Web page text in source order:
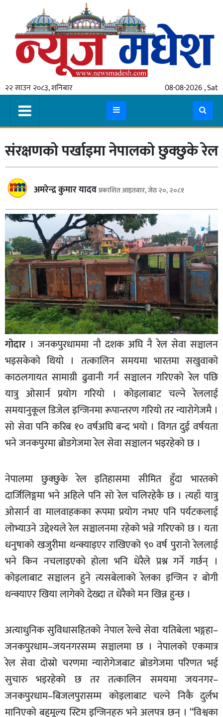
२२ साउन २०८३, शनिबार 08-08-2026 , Sat
गृहपृष्ठ
स्थानीय
प्रदेश
मधेश
प्रदेश
लुम्बिनी
गण्डकी
बागमती
कर्णाली
सुदूरपश्चिम
मधेश
विशेष
राजनीति
प्रमुख
समाचार
राष्ट्रिय
अन्तराष्ट्रिय
अन्तरबार्ता
अर्थ
मनोरञ्जन
फोटो
/
भिडियो
अन्य
समाज
शिक्षा
स्वास्थ्य
संरक्षणको पर्खाइमा नेपालको छुक्छुके रेल
अमरेन्द्र कुमार यादवप्रकाशित आइतबार, जेठ २०, २०८१
गोदार । जनकपुरधाममा नौ दशक अघि नै रेल सेवा सञ्चालन
भइसकेको थियो । तत्कालिन समयमा भारतमा सखुवाको
काठलगायत सामाग्री ढुवानी गर्न सञ्चालन गरिएको रेल पछि
यात्रु ओसार्न प्रयोग गरियो । कोइलाबाट चल्ने रेललाई
समयानुकूल डिजेल इन्जिनमा रूपान्तरण गरियो तर न्यारोगेजमै ।
सो सेवा पनि करिब १० वर्षअघि बन्द भयो । विगत दुई वर्षयता
भने जनकपुरमा ब्रोडगेजमा रेल सेवा सञ्चालन भइरहेको छ ।
नेपालमा छुक्छुके रेल इतिहासमा सीमित हुँदा भारतको
दार्जिलिङ्गमा भने अहिले पनि सो रेल चलिरहेकै छ । त्यहाँ यात्रु
ओसार्न वा मालवाहकका रूपमा प्रयोग नभए पनि पर्यटकलाई
लोभ्याउने उद्देश्यले रेल सञ्चालनमा रहेको भन्ने गरिएको छ । यता
धनुषाको खजुरीमा थन्क्याइएर राखिएको ९० वर्ष पुरानो रेललाई
भने किन नचलाइएको होला भनि धेरैले प्रश्न गर्ने गर्छन् ।
कोइलाबाट सञ्चालन हुने त्यसबेलाको रेलका इन्जिन र बोगी
थन्क्याएर खिया लागेको देख्दा त धेरैको मन खिन्न हुन्छ ।
अत्याधुनिक सुविधासहितको नेपाल रेल्वे सेवा यतिबेला भङ्गहा–
जनकपुरधाम–जयनगरसम्म सञ्चालमा छ । नेपालको एकमात्र
रेल सेवा दोस्रो चरणमा न्यारोगेजबाट ब्रोडगेजमा परिणत भई
सुचारु भइरहेको छ तर तत्कालिन समयमा जयनगर–
जनकपुरधाम–बिजलपुरासम्म कोइलाबाट चल्ने निकै दुर्लभ
मानिएको बहुमूल्य स्टिम इन्जिनहरु भने अलपत्र छन् । “विश्वका